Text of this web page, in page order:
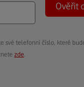
Ověřit
své telefonní číslo, které
zde